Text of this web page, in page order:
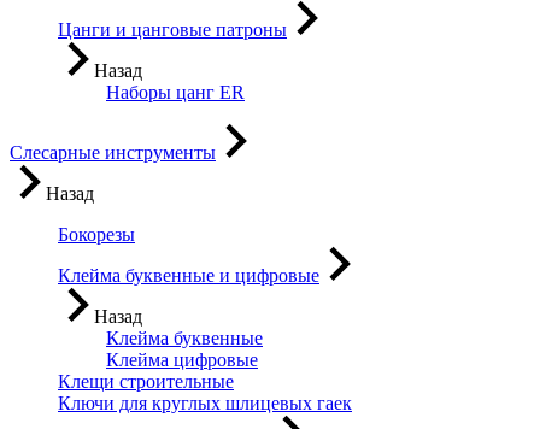
Цанги и цанговые патроны
Назад
Наборы цанг ER
Слесарные инструменты
Назад
Бокорезы
Клейма буквенные и цифровые
Назад
Клейма буквенные
Клейма цифровые
Клещи строительные
Ключи для круглых шлицевых гаек